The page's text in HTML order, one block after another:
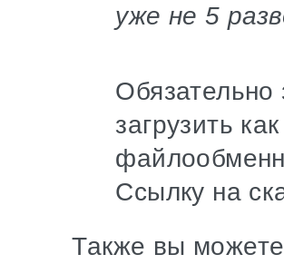
уже не 5
загрузить
Ссылку на
Также вы можете